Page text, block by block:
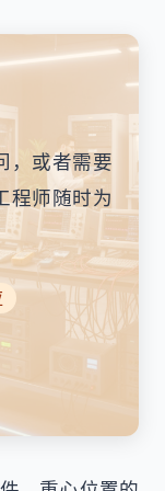
，或者需要
程师随时为